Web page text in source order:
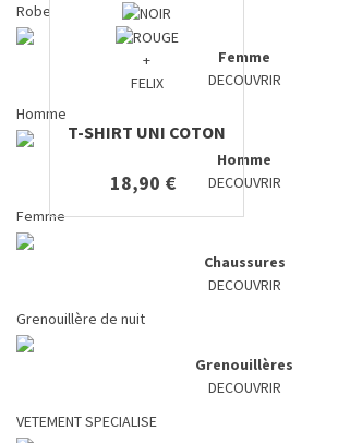
+
FELIX
T-SHIRT UNI COTON
18,90 €
Robe
Femme
DECOUVRIR
Homme
Homme
DECOUVRIR
Femme
Chaussures
DECOUVRIR
Grenouillère de nuit
Grenouillères
DECOUVRIR
VETEMENT SPECIALISE